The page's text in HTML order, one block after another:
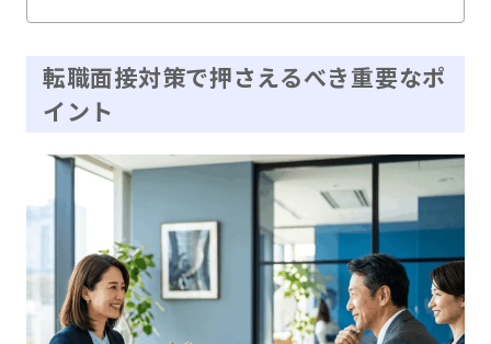
転職面接対策で押さえるべき重要なポ
イント